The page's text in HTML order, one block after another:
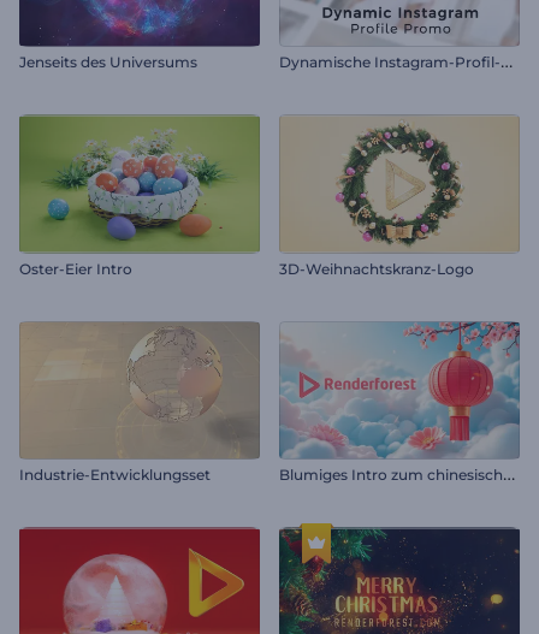
Jenseits des Universums D
ynamische Instagram-Profil-Promo
Oster-Eier Intro 3D-Weihnachtskranz-Logo
Industrie-Entwicklungsset B
lumiges Intro zum chinesischen Neujahr